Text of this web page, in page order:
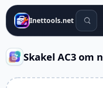
Inettools.net Soek
Skakel AC3 om